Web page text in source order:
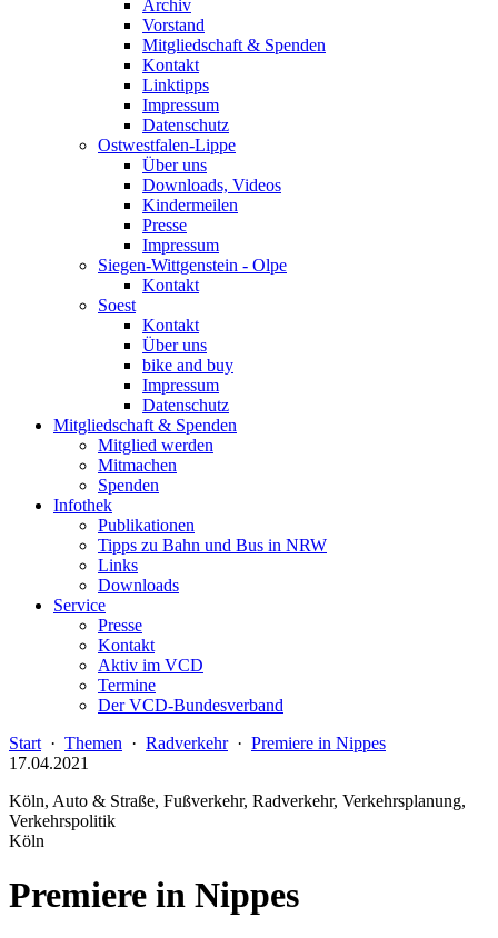
Archiv
Vorstand
Mitgliedschaft & Spenden
Kontakt
Linktipps
Impressum
Datenschutz
Ostwestfalen-Lippe
Über uns
Downloads, Videos
Kindermeilen
Presse
Impressum
Siegen-Wittgenstein - Olpe
Kontakt
Soest
Kontakt
Über uns
bike and buy
Impressum
Datenschutz
Mitgliedschaft & Spenden
Mitglied werden
Mitmachen
Spenden
Infothek
Publikationen
Tipps zu Bahn und Bus in NRW
Links
Downloads
Service
Presse
Kontakt
Aktiv im VCD
Termine
Der VCD-Bundesverband
Start · Themen · Radverkehr· Premiere in Nippes
17.04.2021
Köln, Auto & Straße, Fußverkehr, Radverkehr, Verkehrsplanung,
Verkehrspolitik
Köln
Premiere in Nippes